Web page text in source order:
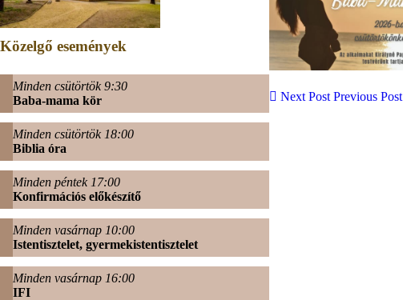
Közelgő események
Minden csütörtök 9:30
Baba-mama kör
Minden csütörtök 18:00
Biblia óra
Minden péntek 17:00
Konfirmációs előkészítő
Minden vasárnap 10:00
Istentisztelet, gyermekistentisztelet
Minden vasárnap 16:00
IFI
Next Post Previous Post